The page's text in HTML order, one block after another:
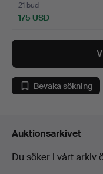
21 bud
175 USD
Bevaka sökning
Auktionsarkivet
Du söker i vårt arkiv